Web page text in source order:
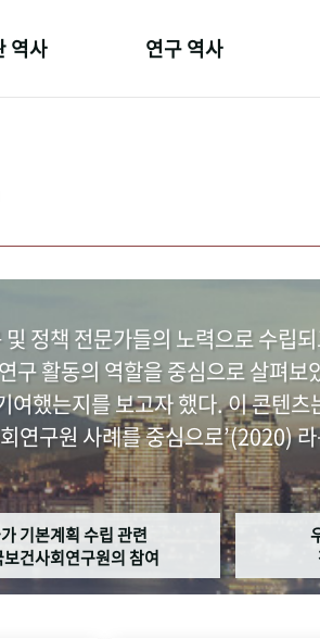
역사
변천사
연구 역사
정책 전문가들의 노력으로 수립
구 활동의 역할을 중심으로 살펴
했는지를 보고자 했다. 이 콘텐
연구원 사례를 중심으로’(2020)
기본계획 수립 관련
건사회연구원의 참여